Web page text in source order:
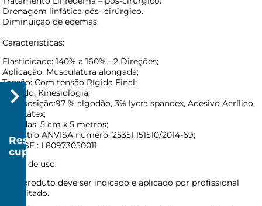
Drenagem linfática pós- cirúrgico.
Diminuição de edemas.
Caracteristicas:
Elasticidade: 140% a 160% - 2 Direções;
Aplicação: Musculatura alongada;
Tensão: Com tensão Rígida Final;
Método: Kinesiologia;
Composição:97 % algodão, 3% lycra spandex, Adesivo Acrílico,
sem Látex;
Medidas: 5 cm x 5 metros;
Cadastro ANVISA numero: 25351.151510/2014-69;
CLASSE : I 80973050011.
Modo de uso:
Este produto deve ser indicado e aplicado por profissional
capacitado.
Resgatar
cupom